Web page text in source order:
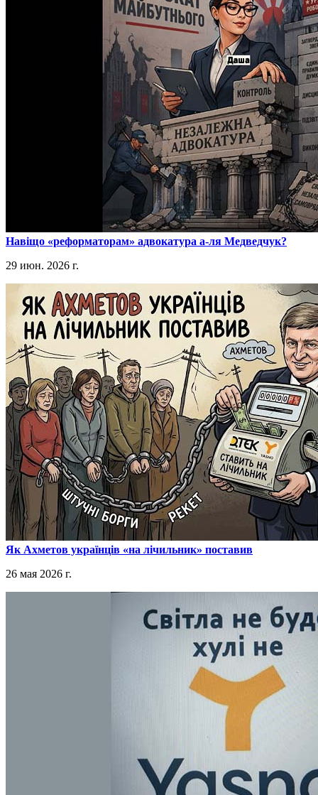
​Навіщо «реформаторам» адвокатура а-ля Медведчук?
29 июн. 2026 г.
​Як Ахметов українців «на лічильник» поставив
26 мая 2026 г.